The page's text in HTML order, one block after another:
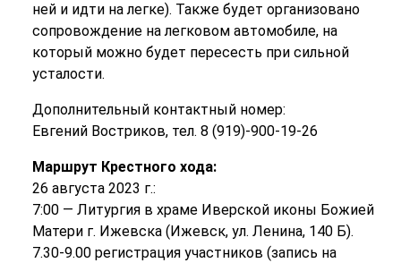
ней и идти на легке). Также будет организовано
сопровождение на легковом автомобиле, на
который можно будет пересесть при сильной
усталости.
Дополнительный контактный номер:
Евгений Востриков, тел. 8 (919)-900-19-26
Маршрут Крестного хода:
26 августа 2023 г.:
7:00 — Литургия в храме Иверской иконы Божией
Матери г. Ижевска (Ижевск, ул. Ленина, 140 Б).
7.30-9.00 регистрация участников (запись на